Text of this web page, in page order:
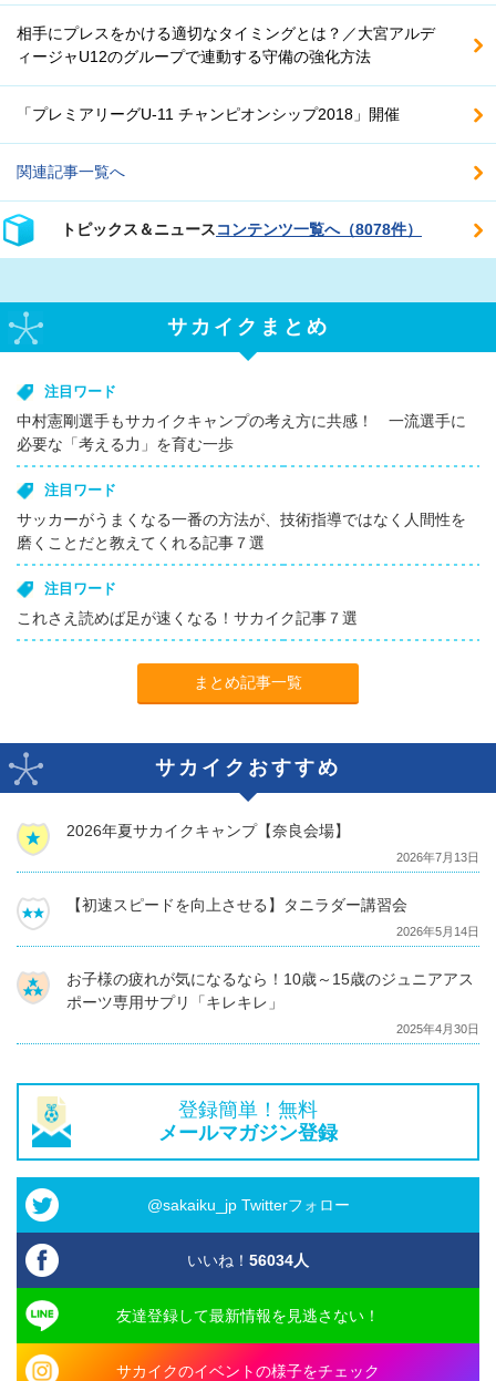
相手にプレスをかける適切なタイミングとは？／大宮アルデ
ィージャU12のグループで連動する守備の強化方法
「プレミアリーグU-11 チャンピオンシップ2018」開催
関連記事一覧へ
トピックス＆ニュースコンテンツ一覧へ（8078件）
サカイクまとめ
注目ワード
中村憲剛選手もサカイクキャンプの考え方に共感！ 一流選手に
必要な「考える力」を育む一歩
注目ワード
サッカーがうまくなる一番の方法が、技術指導ではなく人間性を
磨くことだと教えてくれる記事７選
注目ワード
これさえ読めば足が速くなる！サカイク記事７選
まとめ記事一覧
サカイクおすすめ
2026年夏サカイクキャンプ【奈良会場】
2026年7月13日
【初速スピードを向上させる】タニラダー講習会
2026年5月14日
お子様の疲れが気になるなら！10歳～15歳のジュニアアス
ポーツ専用サプリ「キレキレ」
2025年4月30日
登録簡単！無料
メールマガジン登録
@sakaiku_jp Twitterフォロー
いいね！ 56034人
友達登録して最新情報を見逃さない！
サカイクのイベントの様子をチェック